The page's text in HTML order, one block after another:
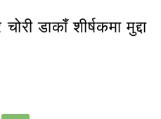
डाकाँ शीर्षकमा मुद्दा